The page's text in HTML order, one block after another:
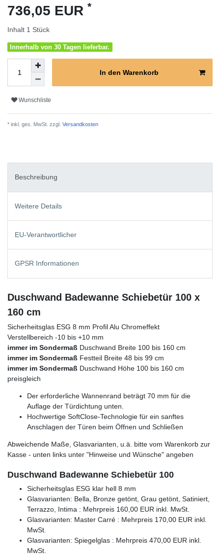
736,05 EUR *
Inhalt 1 Stück
Innerhalb von 30 Tagen lieferbar.
In den Warenkorb
Wunschliste
* inkl. ges. MwSt. zzgl. Versandkosten
Beschreibung
Weitere Details
EU-Verantwortlicher
GPSR Informationen
Duschwand Badewanne Schiebetür 100 x
160 cm
Sicherheitsglas ESG 8 mm Profil Alu Chromeffekt
Verstellbereich -10 bis +10 mm
immer im Sondermaß Duschwand Breite 100 bis 160 cm
immer im Sondermaß Festteil Breite 48 bis 99 cm
immer im Sondermaß Duschwand Höhe 100 bis 160 cm
preisgleich
Der erforderliche Wannenrand beträgt 70 mm für die
Auflage der Türdichtung unten.
Hochwertige SoftClose-Technologie für ein sanftes
Anschlagen der Türen beim Öffnen und Schließen
Abweichende Maße, Glasvarianten, u.ä. bitte vom Warenkorb zur
Kasse - unten links unter "Hinweise und Wünsche" angeben
Duschwand Badewanne Schiebetür 100
Sicherheitsglas ESG klar hell 8 mm
Glasvarianten: Bella, Bronze getönt, Grau getönt, Satiniert,
Terrazzo, Intima : Mehrpreis 160,00 EUR inkl. MwSt.
Glasvarianten: Master Carré : Mehrpreis 170,00 EUR inkl.
MwSt.
Glasvarianten: Spiegelglas : Mehrpreis 470,00 EUR inkl.
MwSt.